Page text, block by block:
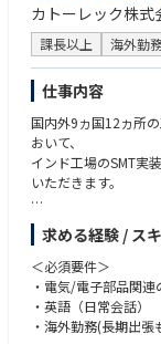
カトーレック株式
課長以上 海外勤
仕事内容
国内外9ヵ国12ヵ所
おいて、
インド⼯場のSMT実
いただきます。
【主な業務内容】
●SMT実装部門ある
●工場全体の生産性
善活動への取り組み
●ローカルスタッフ
●⼯場⻑と共に⼯場
求める経験 / ス
＜必
・電気/電子部品関
・英語（日常会話）
・海外勤務(長期出